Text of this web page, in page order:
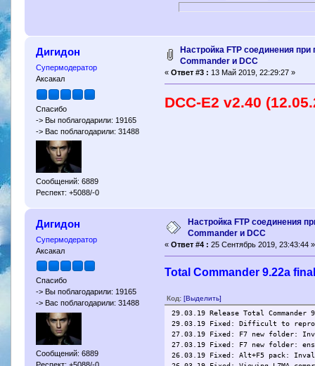
Дигидон
Супермодератор
Аксакал
Спасибо
-> Вы поблагодарили: 19165
-> Вас поблагодарили: 31488
Сообщений: 6889
Респект: +5088/-0
Настройка FTP соединения
Commander и DCC
«Ответ #3 : 13 Май 2019, 22:29:27 »
DCC-E2 v2.40
Дигидон
Супермодератор
Аксакал
Спасибо
-> Вы поблагодарили: 19165
-> Вас поблагодарили: 31488
Сообщений: 6889
Настройка FTP соединения
Commander и DCC
«Ответ #4 : 25 Сентябрь 2019, 23:43:44 »
Total Commander 9.22а
Код:[Выделить]
29.03.19 Release Total
29.03.19 Fixed: Difficult to
27.03.19 Fixed: F7 new folder:
27.03.19 Fixed: F7 new folder:
26.03.19 Fixed: Alt+F5 pack: